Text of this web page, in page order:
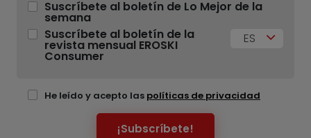
Suscríbete al boletín de Lo Mejor de la
semana
Suscríbete al boletín de la
revista mensual EROSKI
Consumer
ES
He leído y acepto las políticas de privacidad
¡Subscríbete!